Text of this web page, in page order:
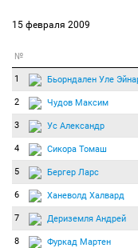
15 февраля 2009
№
1 Бьорндален Уле
2 Чудов Максим
3 Ус Александр
4 Сикора Томаш
5 Бергер Ларс
6 Ханеволд Халвард
7 Дериземля Андрей
8 Фуркад Мартен